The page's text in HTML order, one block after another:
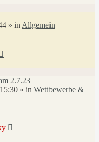
» in Allgemein
2.7.23
» in Wettbewerbe &